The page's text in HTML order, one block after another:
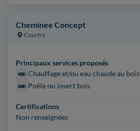
Cheminee Concept
Courtry
Principaux services proposés
Chauffage et/ou eau chaude au bois
Poêle ou insert bois
Certifications
Non renseignées